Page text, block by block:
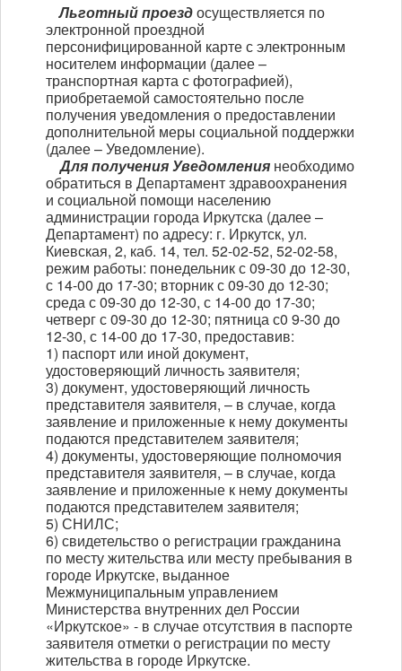
Льготный проездосуществляется по
электронной проездной
персонифицированной карте с электронным
носителем информации (далее –
транспортная карта с фотографией),
приобретаемой самостоятельно после
получения уведомления о предоставлении
дополнительной меры социальной поддержки
(далее – Уведомление).
Для получения Уведомления необходимо
обратиться в Департамент здравоохранения
и социальной помощи населению
администрации города Иркутска (далее –
Департамент) по адресу: г. Иркутск, ул.
Киевская, 2, каб. 14, тел. 52-02-52, 52-02-58,
режим работы: понедельник с 09-30 до 12-30,
с 14-00 до 17-30; вторник с 09-30 до 12-30;
среда с 09-30 до 12-30, с 14-00 до 17-30;
четверг с 09-30 до 12-30; пятница с0 9-30 до
12-30, с 14-00 до 17-30, предоставив:
1) паспорт или иной документ,
удостоверяющий личность заявителя;
3) документ, удостоверяющий личность
представителя заявителя, – в случае, когда
заявление и приложенные к нему документы
подаются представителем заявителя;
4) документы, удостоверяющие полномочия
представителя заявителя, – в случае, когда
заявление и приложенные к нему документы
подаются представителем заявителя;
5) СНИЛС;
6) свидетельство о регистрации гражданина
по месту жительства или месту пребывания в
городе Иркутске, выданное
Межмуниципальным управлением
Министерства внутренних дел России
«Иркутское» - в случае отсутствия в паспорте
заявителя отметки о регистрации по месту
жительства в городе Иркутске.